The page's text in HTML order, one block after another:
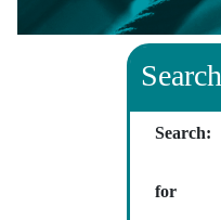
Search
Search:
for